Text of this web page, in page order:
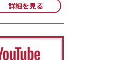
詳細を見る